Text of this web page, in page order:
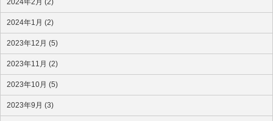
2024年2月 (2)
2024年1月 (2)
2023年12月 (5)
2023年11月 (2)
2023年10月 (5)
2023年9月 (3)